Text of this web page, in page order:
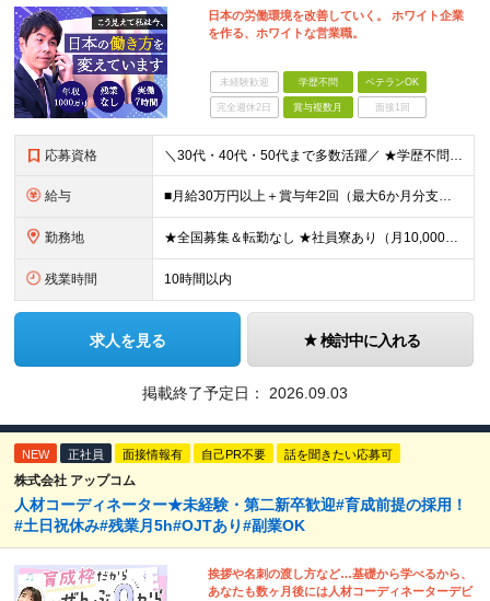
日本の労働環境を改善していく。 ホワイト企業
を作る、ホワイトな営業職。
未経験歓迎 学歴不問 ベテランOK
完全週休2日 賞与複数月 面接1回
応募資格 ＼30代・40代・50代まで多数活躍／ ★学歴不問 ★何かしらの営業経験をお持ちの方（経験年数・業界不問） 社会保険や労務の知識は必要ありません。 業界未経験からスタートできます！ ＜仕事のやりが
給与 ■月給30万円以上＋賞与年2回（最大6か月分支給実績あり）＋インセンティブ ★インセンティブ毎月支給 └最大で30～65万円を獲得する社員も └入社5年未満の社員の月平均インセンティブ15万円 ★社
勤務地 ★全国募集＆転勤なし ★社員寮あり（月10,000円～） ※勤務地による ★直行直帰OK ★車・自転車・バイク通勤OK ※一部事務所 【北海道・東北】 札幌事務所、仙台事務所 【関東】 大宮事務所
残業時間 10時間以内
求人を見る 検討中に入れる
掲載終了予定日： 2026.09.03
NEW 正社員 面接情報有 自己PR不要 話を聞きたい応募可
株式会社 アップコム
人材コーディネーター★未経験・第二新卒歓迎#育成前提の採用！
#土日祝休み#残業月5h#OJTあり#副業OK
挨拶や名刺の渡し方など…基礎から学べるから、
あなたも数ヶ月後には人材コーディネーターデビ